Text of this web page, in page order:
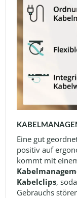
Eine gut
positiv auf
kommt mit
Kabelclips,
Gebrauchs